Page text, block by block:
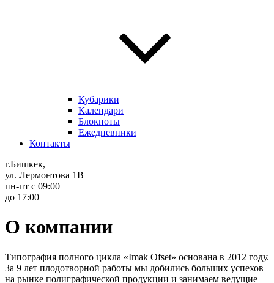
Кубарики
Календари
Блокноты
Ежедневники
Контакты
г.Бишкек,
ул. Лермонтова 1В
пн-пт с 09:00
до 17:00
О компании
Типография полного цикла «Imak Ofset» основана в 2012 году.
За 9 лет плодотворной работы мы добились больших успехов
на рынке полиграфической продукции и занимаем ведущие